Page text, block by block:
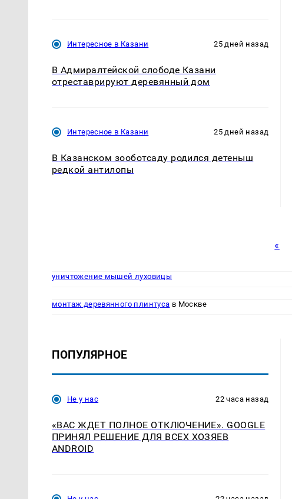
Интересное в Казани 25 дней назад
В Адмиралтейской слободе Казани
отреставрируют деревянный дом
Интересное в Казани 25 дней назад
В Казанском зооботсаду родился детеныш
редкой антилопы
«
уничтожение мышей луховицы
монтаж деревянного плинтуса в Москве
ПОПУЛЯРНОЕ
Не у нас 22 часа назад
«ВАС ЖДЕТ ПОЛНОЕ ОТКЛЮЧЕНИЕ». GOOGLE
ПРИНЯЛ РЕШЕНИЕ ДЛЯ ВСЕХ ХОЗЯЕВ
ANDROID